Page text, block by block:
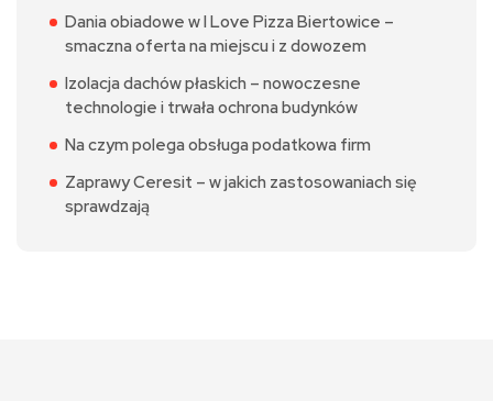
Dania obiadowe w I Love Pizza Biertowice –
smaczna oferta na miejscu i z dowozem
Izolacja dachów płaskich – nowoczesne
technologie i trwała ochrona budynków
Na czym polega obsługa podatkowa firm
Zaprawy Ceresit – w jakich zastosowaniach się
sprawdzają